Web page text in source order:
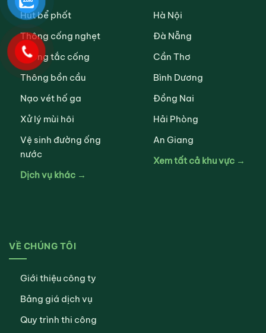
Hút bể phốt
Thông cống nghẹt
Thông tắc cống
Thông bồn cầu
Nạo vét hố ga
Xử lý mùi hôi
Vệ sinh đường ống
nước
Dịch vụ khác →
Hà Nội
Đà Nẵng
Cần Thơ
Bình Dương
Đồng Nai
Hải Phòng
An Giang
Xem tất cả khu vực →
VỀ CHÚNG TÔI
Giới thiệu công ty
Bảng giá dịch vụ
Quy trình thi công